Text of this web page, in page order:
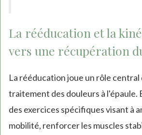
La rééducation et la
vers une récupération
La rééducation joue un rôle central
traitement des douleurs à l'épaule.
des exercices spécifiques visant à
mobilité, renforcer les muscles